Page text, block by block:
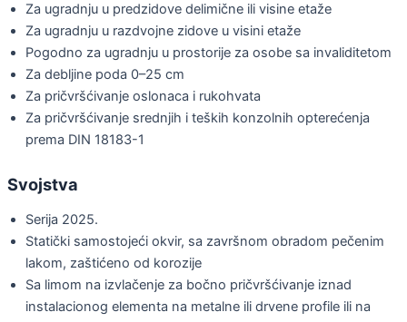
Za ugradnju u predzidove delimične ili visine etaže
Za ugradnju u razdvojne zidove u visini etaže
Pogodno za ugradnju u prostorije za osobe sa invaliditetom
Za debljine poda 0–25 cm
Za pričvršćivanje oslonaca i rukohvata
Za pričvršćivanje srednjih i teških konzolnih opterećenja
prema DIN 18183-1
Svojstva
Serija 2025.
Statički samostojeći okvir, sa završnom obradom pečenim
lakom, zaštićeno od korozije
Sa limom na izvlačenje za bočno pričvršćivanje iznad
instalacionog elementa na metalne ili drvene profile ili na